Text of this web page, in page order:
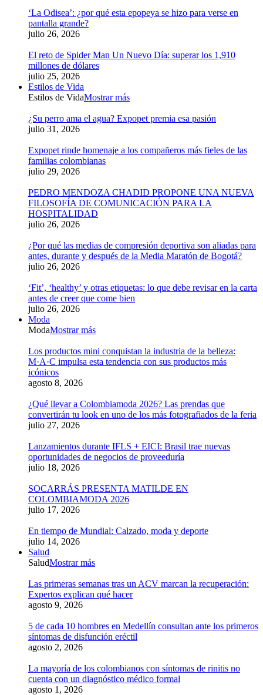
‘La Odisea’: ¿por qué esta epopeya se hizo para verse en
pantalla grande?
julio 26, 2026
El reto de Spider Man Un Nuevo Día: superar los 1,910
millones de dólares
julio 25, 2026
Estilos de Vida
Estilos de VidaMostrar más
¿Su perro ama el agua? Expopet premia esa pasión
julio 31, 2026
Expopet rinde homenaje a los compañeros más fieles de las
familias colombianas
julio 29, 2026
PEDRO MENDOZA CHADID PROPONE UNA NUEVA
FILOSOFÍA DE COMUNICACIÓN PARA LA
HOSPITALIDAD
julio 26, 2026
¿Por qué las medias de compresión deportiva son aliadas para
antes, durante y después de la Media Maratón de Bogotá?
julio 26, 2026
‘Fit’, ‘healthy’ y otras etiquetas: lo que debe revisar en la carta
antes de creer que come bien
julio 26, 2026
Moda
ModaMostrar más
Los productos mini conquistan la industria de la belleza:
M·A·C impulsa esta tendencia con sus productos más
icónicos
agosto 8, 2026
¿Qué llevar a Colombiamoda 2026? Las prendas que
convertirán tu look en uno de los más fotografiados de la feria
julio 27, 2026
Lanzamientos durante IFLS + EICI: Brasil trae nuevas
oportunidades de negocios de proveeduría
julio 18, 2026
SOCARRÁS PRESENTA MATILDE EN
COLOMBIAMODA 2026
julio 17, 2026
En tiempo de Mundial: Calzado, moda y deporte
julio 14, 2026
Salud
SaludMostrar más
Las primeras semanas tras un ACV marcan la recuperación:
Expertos explican qué hacer
agosto 9, 2026
5 de cada 10 hombres en Medellín consultan ante los primeros
síntomas de disfunción eréctil
agosto 2, 2026
La mayoría de los colombianos con síntomas de rinitis no
cuenta con un diagnóstico médico formal
agosto 1, 2026